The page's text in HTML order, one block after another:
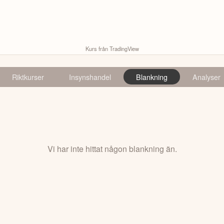
Kurs från TradingView
Riktkurser Insynshandel Blankning Analyser
Vi har inte hittat någon blankning än.